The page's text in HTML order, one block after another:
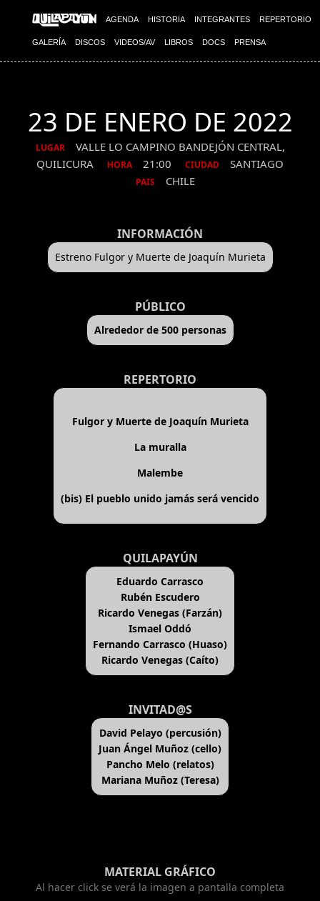
AGENDA HISTORIA INTEGRANTES REPERTORIO
GALERÍA DISCOS VIDEOS/AV LIBROS DOCS PRENSA
23 DE ENERO DE 2022
LUGAR
VALLE LO CAMPINO BANDEJÓN CENTRAL,
QUILICURA
HORA 21:00 CIUDAD SANTIAGO
PAIS CHILE
INFORMACIÓN
Estreno Fulgor y Muerte de Joaquín Murieta
PÚBLICO
Alrededor de 500 personas
REPERTORIO
Fulgor y Muerte de Joaquín Murieta
La muralla
Malembe
(bis) El pueblo unido jamás será vencido
QUILAPAYÚN
Eduardo Carrasco
Rubén Escudero
Ricardo Venegas (Farzán)
Ismael Oddó
Fernando Carrasco (Huaso)
Ricardo Venegas (Caíto)
INVITAD@S
David Pelayo (percusión)
Juan Ángel Muñoz (cello)
Pancho Melo (relatos)
Mariana Muñoz (Teresa)
MATERIAL GRÁFICO
Al hacer click se verá la imagen a pantalla completa